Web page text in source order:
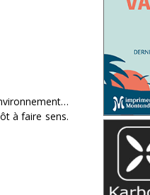
à faire sens.